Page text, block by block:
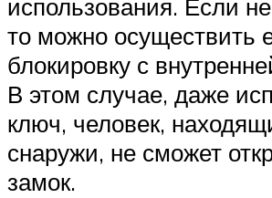
использования. Если
то можно осуществить
блокировку с
В этом случае, даже
ключ, человек,
снаружи, не сможет
замок.